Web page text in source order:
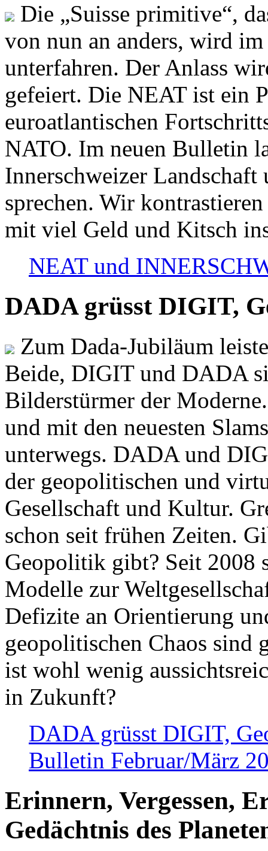
Die „Suisse primitive“,
von nun an anders, wird
unterfahren. Der Anlass
gefeiert. Die NEAT ist ein
euroatlantischen
NATO. Im neuen Bulletin
Innerschweizer
sprechen. Wir
mit viel Geld und Kitsch
NEAT und
DADA grüsst DIGIT,
Zum Dada-Jubiläum
Beide, DIGIT und DADA
Bilderstürmer der
und mit den neuesten
unterwegs. DADA und
der geopolitischen und
Gesellschaft und Kultur.
schon seit frühen Zeiten.
Geopolitik gibt? Seit 2008
Modelle zur
Defizite an Orientierung
geopolitischen Chaos sind
ist wohl wenig
in Zukunft?
DADA grüsst DIGIT,
Bulletin Februar/März
Erinnern, Vergessen,
Gedächtnis des